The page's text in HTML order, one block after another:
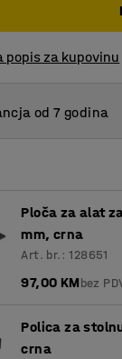
popis za kupovinu
od 7 godina
Ploča za alat
mm, crna
Art. br.: 128651
97,00 KMbez
Polica za
crna